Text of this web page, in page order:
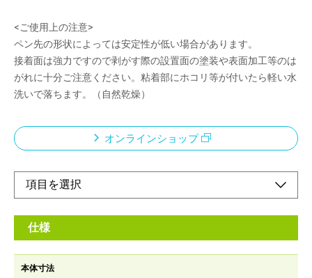
<ご使用上の注意>
ペン先の形状によっては安定性が低い場合があります。
接着面は強力ですので剥がす際の設置面の塗装や表面加工等のは
がれに十分ご注意ください。粘着部にホコリ等が付いたら軽い水
洗いで落ちます。（自然乾燥）
オンラインショップ
仕様
本体寸法